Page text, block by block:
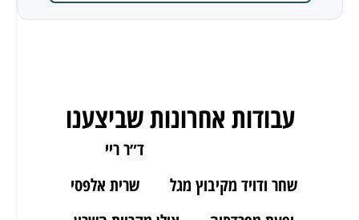
עבודות אחרונות שביצענו
ד״ר ריי
שחר ודויד מקיבוץ מגל
שרית אלפסי